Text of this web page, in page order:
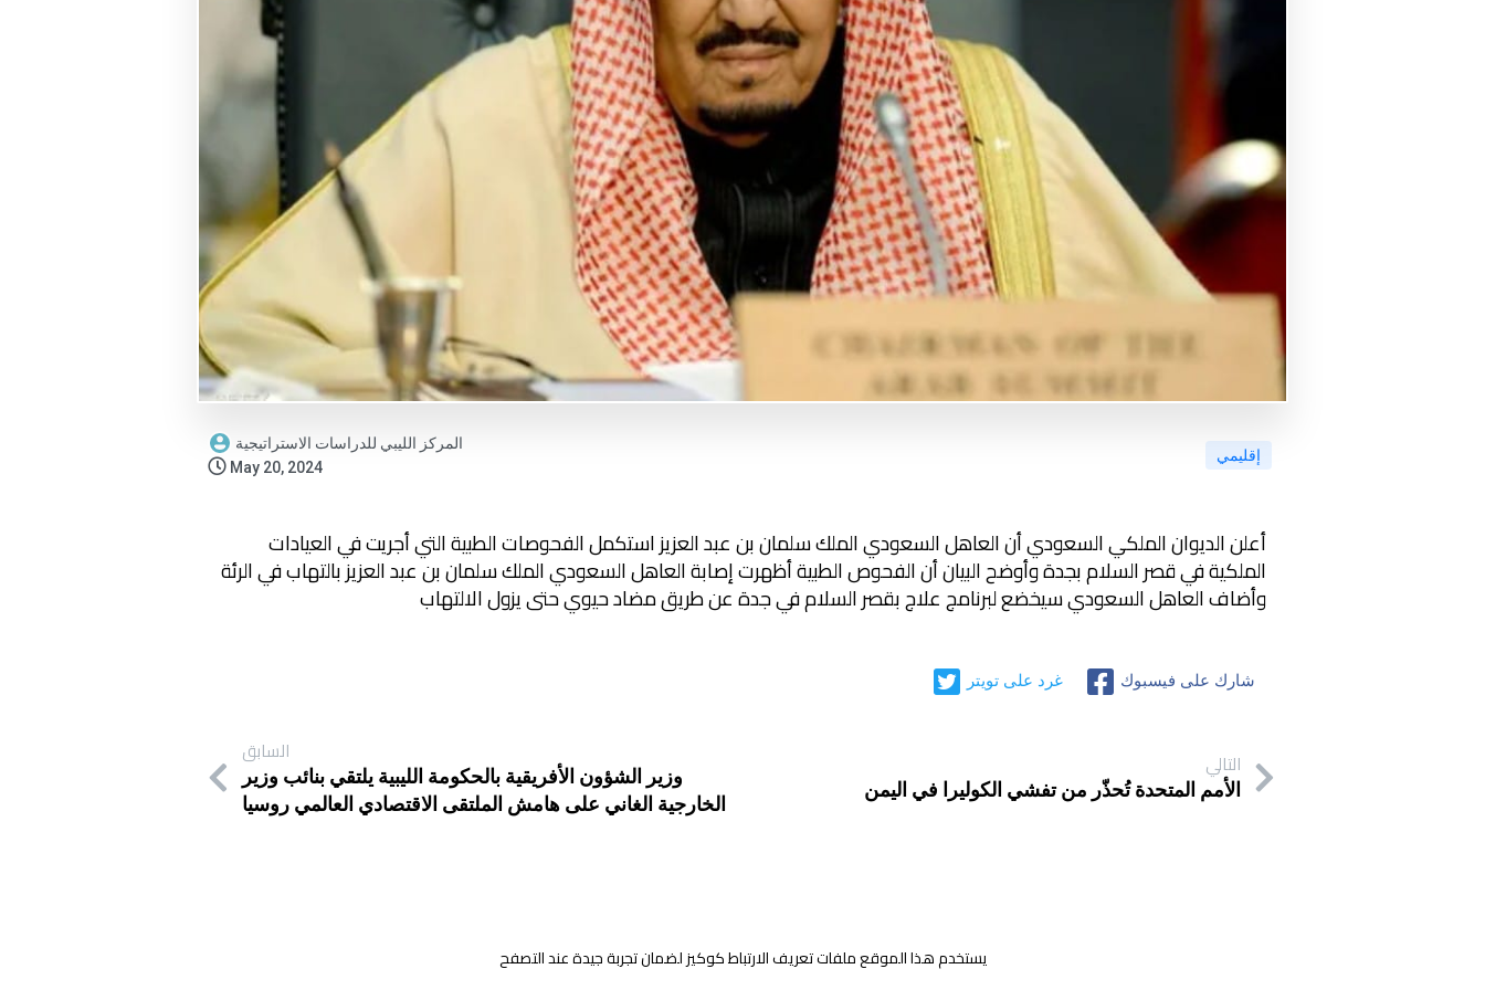
يستخدم هذا الموقع ملفات تعريف الارتباط كوكيز لضمان تجربة جيدة عند التصفح
المركز الليبي للدراسات الاستراتيجية
May 20, 2024
إقليمي
أعلن الديوان الملكي السعودي أن العاهل السعودي الملك سلمان بن عبد العزيز استكمل الفحوصات الطبية التي أجريت في العيادات
الملكية في قصر السلام بجدة وأوضح البيان أن الفحوص الطبية أظهرت إصابة العاهل السعودي الملك سلمان بن عبد العزيز بالتهاب في الرئة
وأضاف العاهل السعودي سيخضع لبرنامج علاج بقصر السلام في جدة عن طريق مضاد حيوي حتى يزول الالتهاب
غرد على تويتر شارك على فيسبوك
السابق
وزير الشؤون الأفريقية بالحكومة الليبية يلتقي بنائب وزير
الخارجية الغاني على هامش الملتقى الاقتصادي العالمي روسيا
التالي
الأمم المتحدة تُحذّر من تفشي الكوليرا في اليمن